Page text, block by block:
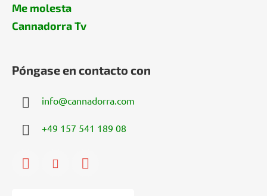
Me molesta
Cannadorra Tv
Póngase en contacto con
info@cannadorra.com
+49 157 541 189 08